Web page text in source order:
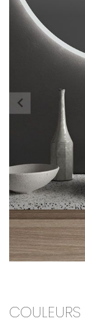
COULEURS